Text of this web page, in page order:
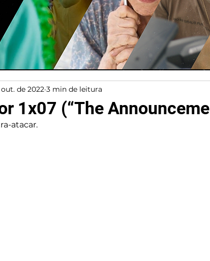
1x07 (“The
de 2022 3 min de leitura
atacar.